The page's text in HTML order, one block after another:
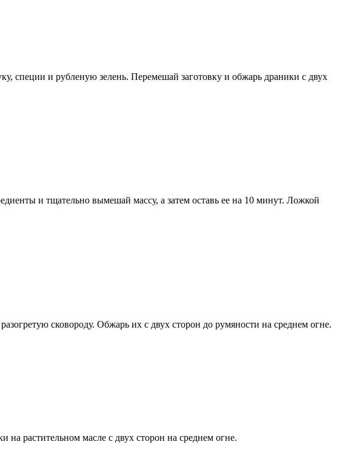
специи и рубленую зелень. Перемешай заготовку и обжарь драники с двух
и тщательно вымешай массу, а затем оставь ее на 10 минут. Ложкой
сковороду. Обжарь их с двух сторон до румяности на среднем огне.
растительном масле с двух сторон на среднем огне.